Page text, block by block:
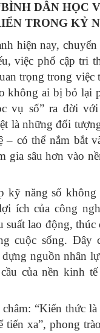
DÂN HỌC
TRONG KỶ
hiện nay,
việc phổ cập tri
trọng trong việc
không ai bị bỏ lại
vụ số” ra đời
là những đối
– có thể nắm bắt
gia sâu hơn vào
kỹ năng số
ích của công
suất lao động, thúc
cuộc sống. Đây
nguồn nhân
của nền kinh
“Kiến thức là
tiến xa”, phong